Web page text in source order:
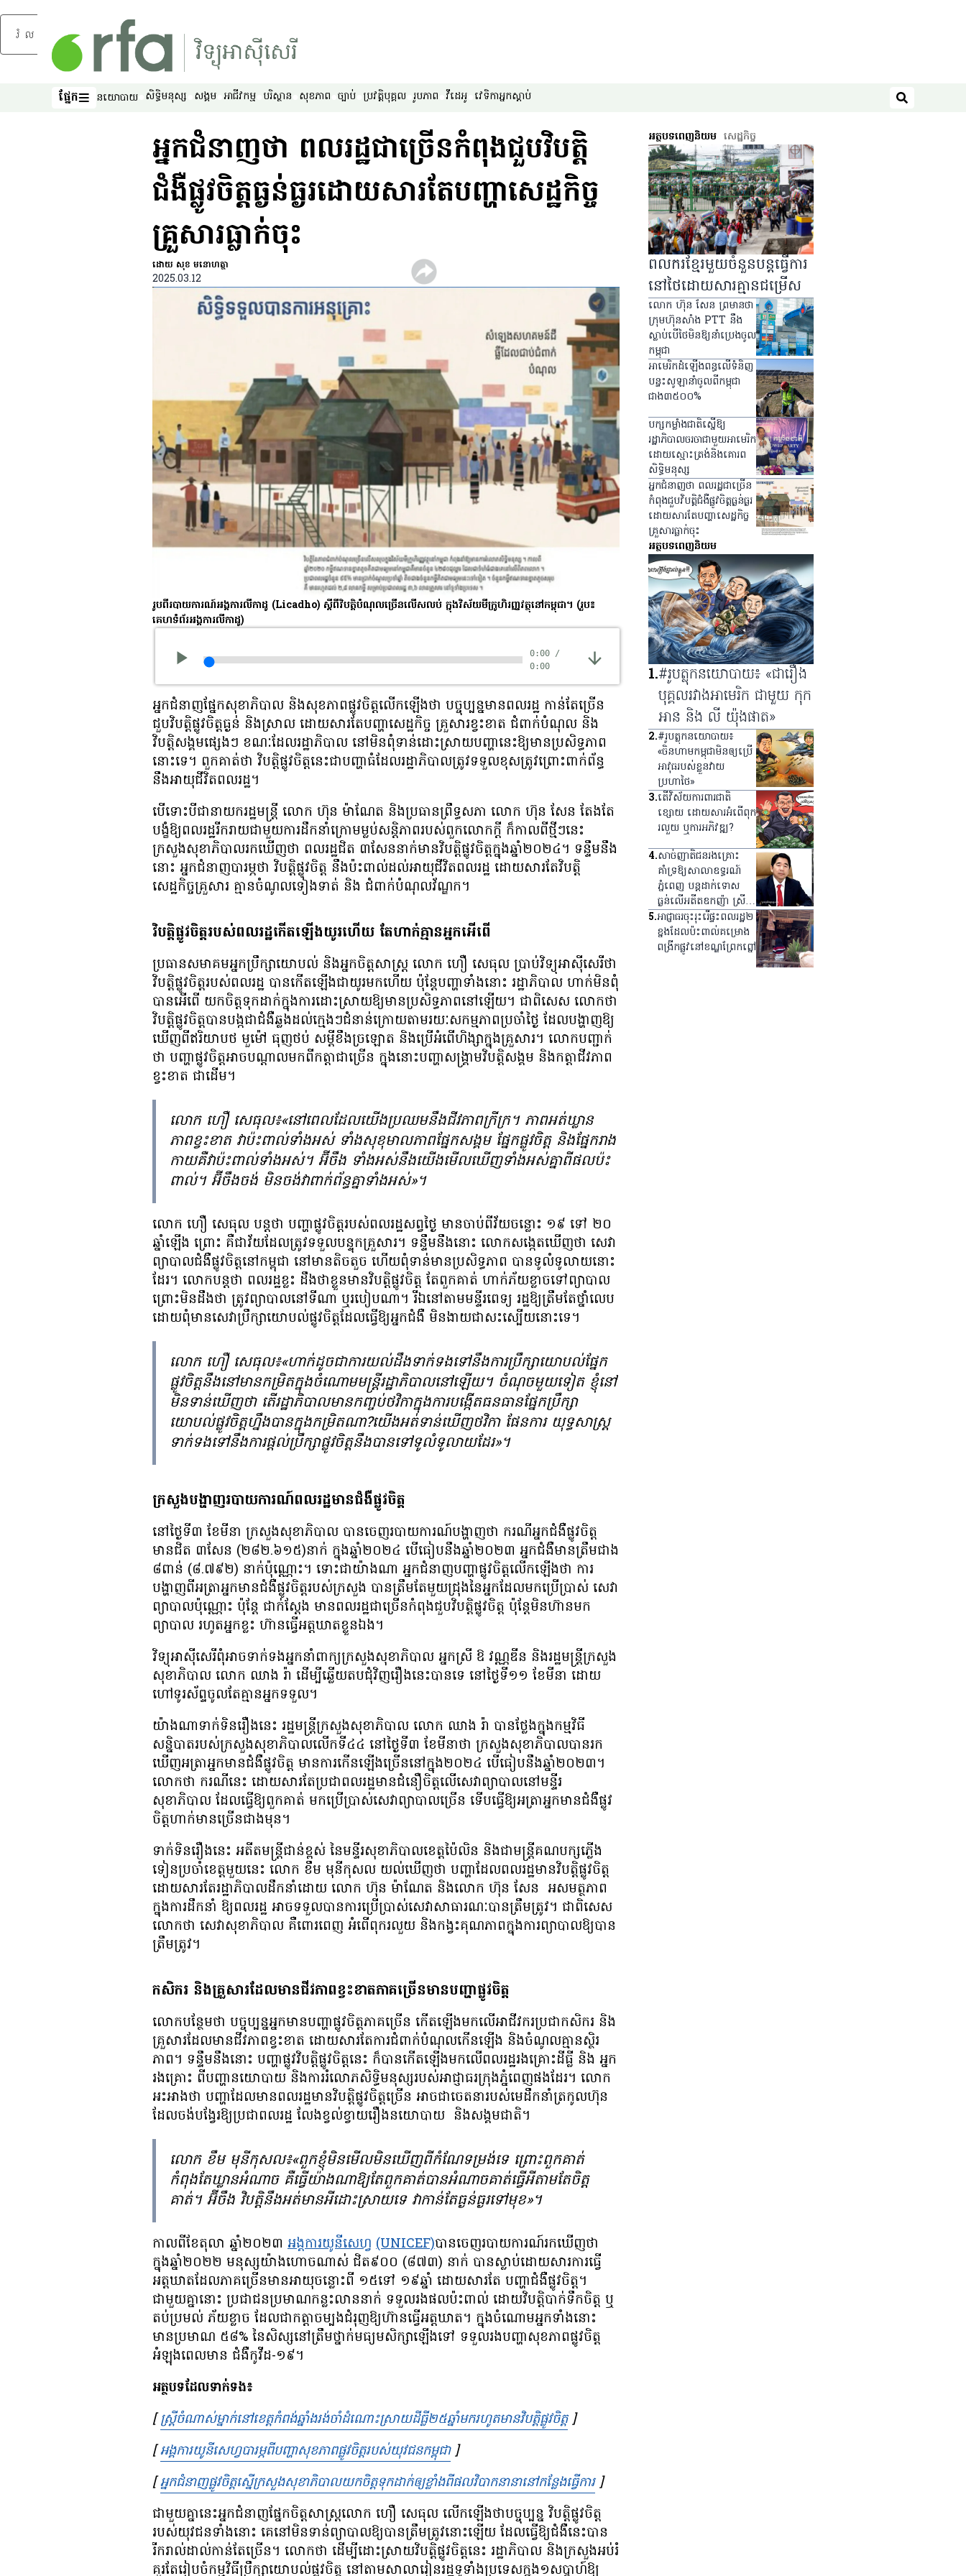
រំលងទៅមាតិកាចម្បង
ផ្នែក
ផ្នែក នយោបាយ សិទ្ធិ​មនុស្ស សង្គម អាជីវកម្ម បរិស្ថាន សុខភាព ច្បាប់ ប្រវត្តិបុគ្គល រូបភាព វីដេអូ វេទិកា​អ្នក​ស្ដាប់
ស្វែងរក
អ្នក​ជំនាញ​ថា ពលរដ្ឋ​ជា​ច្រើន​កំពុង​ជួប​វិបត្តិ​
ជំងឺ​ផ្លូវ​ចិត្ត​ធ្ងន់ធ្ងរ​ដោយ​សារ​តែ​បញ្ហា​សេដ្ឋកិច្ច​
គ្រួសារ​ធ្លាក់​ចុះ
ដោយ សុខ ម​នោហត្ថា
2025.03.12
រូបពីរបាយការណ៍អង្គការ​លីកាដូ (Licadho) ស្ដីពី​វិបត្តិ​បំណុលច្រើន​លើសលប់ ក្នុងវិស័យមីក្រូហិរញ្ញវត្ថុ​នៅកម្ពុជា។ (រួប៖
គេហទំព័រអង្គការលីកាដូ)
0:00 /
0:00
អ្នក​ជំនាញ​​​ផ្នែក​សុខាភិបាល និង​​សុខភាព​​ផ្លូវ​ចិត្ត​​លើក​ឡើង​ថា បច្ចុប្បន្ន​​​​​​​មាន​ពលរដ្ឋ​​​​ កាន់​តែ​​​ច្រើន​​​
ជួប​វិបត្តិ​​ផ្លូវ​ចិត្ត​ធ្ងន់ ​​​និង​ស្រាល​​​ ​ដោយ​សារ​តែ​​​​បញ្ហា​សេដ្ឋកិច្ច​​ គ្រួសារ​ខ្វះ​ខាត​ ជំពាក់​បំណុល​ និង​
វិបត្តិ​​​សង្គម​​ផ្សេងៗ ខណៈ​ដែល​​​​រដ្ឋាភិបាល​ ​​​នៅ​មិន​​​​ពុំ​ទាន់​​​ដោះ​ស្រាយ​​​​​​បញ្ហា​នេះ​​​ឱ្យ​មាន​​ប្រសិទ្ធភាព​​
នោះ​ទេ។ ពួក​គាត់​​​ថា វិបត្តិ​ផ្លូវ​ចិត្ត​នេះ​​ជា​បញ្ហា​ធំ​​ដែល​​​​​​រដ្ឋាភិបាល​​​ត្រូវ​ទទួល​ខុសត្រូវ​ព្រោះ​​ពាក់ព័ន្ធ​
នឹង​​​​អាយុ​ជីវិត​​​ពលរដ្ឋ។
បើទោះ​បី​ជា​​​​នាយករដ្ឋមន្ត្រី​​​​ លោក ហ៊ុន ម៉ាណែត និង​​​ប្រធាន​ព្រឹទ្ធសភា​​​​​​ ​​លោក ហ៊ុន សែន តែងតែ​
បង្ខំ​ឱ្យ​ពលរដ្ឋ​រីករាយ​ជាមួយ​​ការដឹកនាំ​ក្រោម​ម្លប់​សន្តិភាព​របស់​ពួក​លោក​​ក្ដី ក៏​កាល​​ពី​ថ្មីៗ​នេះ​ ​​​​
ក្រសួង​សុខាភិបាល​​រក​ឃើញ​ថា ពលរដ្ឋ​​​​​ជិត ៣សែន​​នាក់​​មាន​វិបត្តិ​ផ្លូវ​ចិត្ត​​​ក្នុង​ឆ្នាំ​២០២៤។ ទន្ទឹម​នឹង​
នោះ​ អ្នក​ជំនាញ​​បារម្ភ​ថា វិបត្តិ​ផ្លូវ​ចិត្ត​​ ​នឹង​ប៉ះពាល់​​​ដល់​អាយុ​ជីវិត​​​​​ពលរដ្ឋ​ ដោយ​សារ​តែ​វិបត្តិ​
សេដ្ឋកិច្ច​​គ្រួសារ​​​ ​គ្មាន​ចំណូល​ទៀងទាត់​ ​​​និង​ ជំពាក់​បំណុល​វ័ណ្ឌក។
វិបត្តិ​ផ្លូវ​ចិត្ត​របស់​ពលរដ្ឋ​​​​កើត​ឡើងយូរ​​ហើយ តែហាក់គ្មាន​អ្នក​អើពើ
​​ប្រធាន​សមាគម​អ្នក​ប្រឹក្សា​យោបល់ និង​អ្នក​ចិត្ត​សាស្ត្រ ​​លោក ហឿ សេធុល ប្រាប់​វិទ្យុ​អាស៊ីសេរី​ថា
វិបត្តិ​ផ្លូវ​ចិត្ត​របស់​ពលរដ្ឋ​​​ បាន​កើត​ឡើង​ជា​យូរ​មក​ហើយ​​ ប៉ុន្តែ​បញ្ហា​ទាំង​នោះ​ រដ្ឋាភិបាល​ ​ហាក់​មិន​ពុំ​
បាន​អើពើ​ ​យក​ចិត្ត​ទុក​ដាក់​ក្នុង​ការ​ដោះស្រាយ​​ឱ្យ​មាន​ប្រសិទ្ធភាព​​នៅ​ឡើយ។ ជា​ពិសេស​ លោក​ថា
វិបត្តិ​ផ្លូវ​​​ចិត្ត​​​​​​បាន​បង្ក​ជា​ជំងឺ​ឆ្លង​ដល់​​ក្មេង​ៗ​​ជំនាន់​​ក្រោយ​តាមរយៈ​សកម្មភាព​ប្រចាំ​ថ្ងៃ ដែល​​​បង្ហាញ​ឱ្យ​
ឃើញ​ពី​​​​ឥរិយាបថ​ ​មួម៉ៅ​ ​ធុញ​ថប់​​ ​​​​សម្ដី​​​ខឹង​ច្រឡោត និង​​ប្រើ​អំពើ​ហិង្សា​​ក្នុង​គ្រួសារ។ លោក​បញ្ជាក់​
ថា បញ្ហា​ផ្លូវ​ចិត្ត​​​​​អាច​បណ្ដាល​​​មក​ពី​កត្តា​ជា​ច្រើន ក្នុង​នោះ​​​​​​​​បញ្ហា​សង្គ្រាម​​​​​វិបត្តិ​សង្គម និង​​កត្តា​ជីវភាព​​​​
ខ្វះ​ខាត​​​​​​​ ​​​ជា​ដើម។
លោក ហឿ សេធុល៖«នៅ​ពេល​ដែល​យើង​ប្រឈម​នឹង​ជីវភាព​ក្រីក្រ​។ ​ភាព​អត់​ឃ្លាន​
ភាព​ខ្វះ​ខាត​ វា​ប៉ះពាល់​ទាំងអស់ ទាំង​សុខុមាលភាព​ផ្នែក​សង្គម ផ្នែក​ផ្លូវ​ចិត្ត​ និង​ផ្នែក​រាង​
កាយ​គឺ​វា​ប៉ះពាល់​ទាំងអស់។ អ៊ីចឹង ទាំង​អស់​នឹង​យើង​មើល​ឃើញ​ទាំង​អស់​គ្នា​ពី​ផល​ប៉ះ
ពាល់។ អ៊ីចឹង​ចង់ មិន​ចង់​វា​ពាក់ព័ន្ធ​គ្នា​ទាំង​អស់»។
លោក ហឿ សេធុល បន្ត​ថា បញ្ហា​ផ្លូវ​ចិត្ត​របស់​ពលរដ្ឋ​​សព្វថ្ងៃ មាន​ចាប់​ពី​​​​​​វ័យ​​​​​​​ចន្លោះ ១៩ ទៅ ២០​
ឆ្នាំ​ឡើង ព្រោះ​​ ​គឺ​ជា​វ័យ​ដែល​​ត្រូវ​​​ទទួល​បន្ទុក​​​​គ្រួសារ។ ទន្ទឹម​នឹង​នោះ​ ​លោក​សង្កេត​ឃើញ​ថា សេវា​​
ព្យាបាល​​ជំងឺ​ផ្លូវ​ចិត្ត​​នៅ​កម្ពុជា នៅ​មាន​តិច​តួច​​​ ហើយ​​ពុំ​ទាន់​​មាន​ប្រសិទ្ធភាព​​​ ​បាន​ទូលំទូលាយ​នោះ​
ដែរ។ លោក​បន្ត​ថា ពលរដ្ឋ​​ខ្លះ​​​​​ ដឹង​ថា​ខ្លួន​​​​មាន​វិបត្តិ​​ផ្លូវ​ចិត្ត​​​​ ​​​​តែ​​​ពួក​គាត់​ ​ហាក់​ភ័យ​ខ្លាច​ទៅ​ព្យាបាល
ព្រោះ​​​​​​​មិន​ដឹង​ថា ត្រូវ​​​​​​​​​ព្យាបាល​នៅ​ទី​ណា​ ​ឬ​របៀប​ណា។ រីឯ​​​​​​​​នៅ​តាម​មន្ទីរពេទ្យ​​ រដ្ឋ​​​​​​ឱ្យ​​​ត្រឹម​តែ​​​ថ្នាំ​​លេប​
ដោយ​ពុំ​មាន​សេវា​​​ប្រឹក្សា​យោបល់​ផ្លូវ​ចិត្ត​ដែល​ធ្វើ​ឱ្យ​អ្នក​ជំងឺ​ ​មិន​ងាយ​ជា​​សះស្បើយ​​​​​​​នោះ​ទេ។
លោក ហឿ សេធុល៖«ហាក់​ដូច​ជា​ការ​យល់ដឹង​ទាក់ទង​ទៅ​នឹង​ការ​ប្រឹក្សាយោបល់​ផ្នែក​
ផ្លូវ​ចិត្ត​នឹង​នៅ​មាន​កម្រិត​ក្នុង​ចំណោម​មន្ត្រី​រដ្ឋាភិបាល​នៅឡើយ។ ចំណុច​មួយ​ទៀត ខ្ញុំ​នៅ​
មិន​ទាន់​ឃើញ​ថា តើ​រដ្ឋាភិបាល​មាន​កញ្ចប់​ថវិកា​ក្នុង​ការ​បង្កើត​ធនធាន​ផ្នែក​ប្រឹក្សា​
យោបល់​ផ្លូវ​ចិត្ត​ហ្នឹង​បាន​ក្នុង​កម្រិត​ណា​?​យើង​អត់​ទាន់​ឃើញ​ថវិកា ផែនការ យុទ្ធសាស្ត្រ​
ទាក់ទង​ទៅ​នឹង​ការ​ផ្ដល់​ប្រឹក្សា​ផ្លូវ​ចិត្ត​នឹង​បាន​ទៅ​ទូលំទូលាយ​ដែរ»។
ក្រសួងបង្ហាញរបាយការណ៍​ពលរដ្ឋ​មាន​ជំងឺផ្លូវចិត្ត
នៅ​ថ្ងៃ​ទី៣ ខែ​មីនា ក្រសួង​សុខាភិបាល​ ​បាន​ចេញ​របាយការណ៍​​​បង្ហាញ​ថា ករណី​​អ្នក​ជំងឺ​ផ្លូវ​ចិត្ត​​​
មាន​ជិត ៣​សែន (២៨២.៦១៥)នាក់ ក្នុង​ឆ្នាំ​២០២៤ បើ​​ធៀប​នឹង​ឆ្នាំ​២០២៣ អ្នក​ជំងឺ​មាន​ត្រឹម​ជាង​
៨​ពាន់ (៨.៧៩២) នាក់​ប៉ុណ្ណោះ។ ទោះ​ជា​យ៉ាង​ណា​ អ្នក​ជំនាញ​បញ្ហា​ផ្លូវ​ចិត្ត​​លើក​ឡើង​ថា ការ​
បង្ហាញ​​​​ពី​អត្រា​អ្នក​​មាន​ជំងឺ​​ផ្លូវ​ចិត្ត​​​របស់​ក្រសួង​​ បាន​ត្រឹម​តែ​មួយ​ជ្រុង​នៃ​អ្នក​​ដែល​​​មក​ប្រើ​ប្រាស់​ ​សេវា​
ព្យាបាល​​​​ប៉ុណ្ណោះ ប៉ុន្តែ​ ​​​ជាក់ស្ដែង​​ ​មាន​​ពលរដ្ឋ​​​​​​ជា​ច្រើន​កំពុង​ជួប​វិបត្តិ​ផ្លូវ​ចិត្ត​​​​​ ប៉ុន្តែ​មិន​ហ៊ាន​មក​
ព្យាបាល​​​ រហូត​​​អ្នក​ខ្លះ​ ​​ហ៊ាន​ធ្វើ​អត្តឃាត​ខ្លួន​ឯង។
វិទ្យុ​អាស៊ីសេរី​ពុំ​អាច​ទាក់ទង​អ្នកនាំពាក្យ​ក្រសួង​សុខាភិបាល អ្នកស្រី ឱ វណ្ណឌីន និង​រដ្ឋមន្ត្រី​ក្រសួង​
សុខាភិបាល ​លោក ឈាង រ៉ា ដើម្បី​ឆ្លើយ​តប​ជុំវិញ​រឿង​នេះ​បាន​ទេ នៅ​ថ្ងៃ​ទី​១១ ខែ​មីនា ដោយ​
ហៅ​ទូរស័ព្ទ​ចូល​តែ​គ្មាន​អ្នក​ទទួល។
យ៉ាង​ណា​ទាក់ទិន​រឿង​នេះ​ រដ្ឋមន្ត្រី​ក្រសួង​សុខាភិបាល លោក ឈាង រ៉ា បាន​ថ្លែង​ក្នុង​កម្មវិធី​
សន្និបាត​របស់​ក្រសួង​សុខាភិបាល​លើក​ទី​៤៤ នៅ​ថ្ងៃ​ទី​៣ ខែ​មីនា​ថា ក្រសួង​សុខាភិបាល​បាន​រក​
ឃើញ​អត្រា​អ្នក​មាន​ជំងឺ​ផ្លូវ​ចិត្ត មាន​ការ​កើន​ឡើង​ច្រើន​នៅ​ក្នុង​២០២៤ បើ​ធៀប​នឹង​ឆ្នាំ​២០២៣។
លោក​ថា ករណី​នេះ​ ដោយ​សារ​តែ​ប្រជាពលរដ្ឋ​មាន​ជំនឿ​ចិត្ត​លើ​សេវា​ព្យាបាល​នៅ​មន្ទីរ​
សុខាភិបាល ដែល​ធ្វើ​ឱ្យ​ពួក​គាត់ មក​ប្រើ​ប្រាស់​សេវា​ព្យាបាល​ច្រើន ទើប​ធ្វើ​ឱ្យ​អត្រា​អ្នក​មាន​ជំងឺ​ផ្លូវ​
ចិត្ត​ហាក់​មាន​ច្រើន​ជាង​មុន។
ទាក់ទិន​រឿង​នេះ អតីត​មន្ត្រី​ជាន់ខ្ពស់ នៃ​មន្ទីរ​សុខាភិបាល​ខេត្ត​ប៉ៃលិន និង​ជា​មន្ត្រី​គណបក្ស​ភ្លើង​
ទៀន​ប្រចាំ​ខេត្ត​មួយ​នេះ​​ លោក ខឹម មុនីកុសល យល់​ឃើញ​ថា​ បញ្ហា​ដែល​ពលរដ្ឋ​​មាន​វិបត្តិ​ផ្លូវ​​​​ចិត្ត​ ​
ដោយ​សារ​តែ​រដ្ឋាភិបាល​​​ដឹកនាំ​ដោយ​ លោក ហ៊ុន ម៉ាណែត និង​លោក ហ៊ុន សែន ​​ អសមត្ថភាព​​
ក្នុង​ការ​ដឹកនាំ​ ឱ្យ​​ពលរដ្ឋ​ ​អាច​ទទួល​បាន​​ការ​ប្រើ​ប្រាស់​សេវា​​សាធារណៈ​​បាន​ត្រឹមត្រូវ។ ជាពិសេស​​​ ​
លោក​ថា​ សេវា​​​​សុខាភិបាល​​ ​គឺ​ពោរពេញ​​​ ​អំពើ​ពុករលួយ ​និង​កង្វះ​​​​គុណភាព​​​ក្នុង​ការ​ព្យាបាល​​​​ឱ្យ​បាន​
ត្រឹមត្រូវ។
​កសិករ​​​​ និង​​គ្រួសារ​ដែល​មាន​ជីវភាព​ខ្វះខាតភាគច្រើន​មានបញ្ហា​ផ្លូវ​ចិត្ត​​
លោក​​បន្ថែម​ថា បច្ចុប្បន្ន​អ្នក​​​​មាន​បញ្ហា​ផ្លូវ​ចិត្ត​​ភាគ​​ច្រើន ​​កើត​​​ឡើង​មក​លើ​​អាជីវករ​​​ប្រជា​កសិករ​​​​ និង​​
គ្រួសារ​ដែល​មាន​ជីវភាព​ខ្វះខាត ​ដោយ​សារ​តែ​ការ​ជំពាក់​បំណុល​កើន​ឡើង​​ និង​ចំណូល​គ្មាន​ស្ថិរ
ភាព។ ទន្ទឹម​នឹង​នោះ ​​បញ្ហា​ផ្លូវ​វិបត្តិ​ផ្លូវ​ចិត្ត​នេះ ក៏​​បាន​​កើត​​ឡើង​មក​លើ​ពលរដ្ឋ​រង​គ្រោះ​ដីធ្លី និង​​​ អ្នក​
រងគ្រោះ​ ​ពី​បញ្ហា​នយោបាយ ​និង​ការ​រំលោភ​សិទ្ធិ​មនុស្ស​​របស់​អាជ្ញាធរ​ក្រុង​ភ្នំពេញ​ផង​ដែរ។ លោក​
អះអាង​ថា បញ្ហា​ដែល​មាន​ពលរដ្ឋ​មាន​វិបត្តិ​ផ្លូវ​ចិត្ត​ច្រើន​ អាច​ជា​ចេតនា​របស់​​មេដឹកនាំ​ត្រកូល​ហ៊ុន
ដែល​ចង់​បង្វែរ​ឱ្យ​ប្រជាពលរដ្ឋ​ ​លែង​​​ខ្វល់ខ្វាយ​​រឿង​​​នយោបាយ ​ និង​សង្គម​ជាតិ។
លោក ខឹម មុនីកុសល៖«ពួក​ខ្ញុំ​មិន​មើល​មិន​ឃើញ​ពី​កំណែទម្រង់​ទេ​ ព្រោះ​ពួក​គាត់​
កំពុងតែ​ឃ្លាន​អំណាច​ គឺ​ធ្វើ​យ៉ាង​ណា​ឱ្យ​តែ​ពួក​គាត់​បាន​អំណាច​គាត់​ធ្វើ​អី​តាម​តែ​ចិត្ត​
គាត់។ អ៊ីចឹង​ វិបត្តិ​នឹង​អត់​មាន​អី​ដោះស្រាយ​ទេ​ វា​កាន់​តែ​ធ្ងន់ធ្ងរ​​ទៅ​មុខ»។
កាល​ពី​ខែ​តុលា ឆ្នាំ​២០២៣ អង្គការ​យូនីសេហ្វ (UNICEF)បាន​ចេញ​របាយការណ៍​រក​​ឃើញ​ថា ​​
ក្នុង​ឆ្នាំ​២០២២​ ​មនុស្ស​យ៉ាង​​ហោច​ណាស់​ ជិត​៩០០ (៨៧៣) នាក់​​ បាន​ស្លាប់​ដោយ​សារ​ការ​ធ្វើ​
អត្តឃាត​ដែល​ភាគ​ច្រើន​មាន​អាយុ​ចន្លោះ​ពី ១៥​ទៅ ១៩​ឆ្នាំ ដោយ​សារ​តែ​​ ​បញ្ហា​ជំងឺ​ផ្លូវ​ចិត្ត។ ​
ជាមួយ​គ្នា​នោះ​​ ​ប្រជាជន​​​​​ប្រមាណ​​កន្លះ​លាន​នាក់ ទទួល​រង​ផល​ប៉ះពាល់​​ ដោយ​វិបត្តិ​បាក់​ទឹក​ចិត្ត​​ ឬ​​​
តប់ប្រមល់ ​ភ័យ​ខ្លាច​​ ​ដែល​ជា​កត្តា​ចម្បង​​ជំរុញ​ឱ្យ​ហ៊ាន​​ធ្វើ​អត្តឃាត។ ក្នុង​ចំណោម​អ្នក​ទាំង​នោះ​​​​
មាន​​ប្រមាណ ​​៥៨​% ​​នៃ​សិស្ស​នៅ​ត្រឹម​​​ថ្នាក់​មធ្យមសិក្សា​​ឡើង​​​​ទៅ​ ​ទទួល​រង​បញ្ហា​សុខភាព​ផ្លូវ​ចិត្ត​​ ​
អំឡុង​ពេល​មាន​ ​ជំងឺ​កូវីដ-១៩។
អត្ថបទដែលទាក់ទង៖
[ស្ត្រី​ចំណាស់​ម្នាក់​នៅ​ខេត្ត​កំពង់ឆ្នាំង​រង់ចាំ​ដំណោះស្រាយ​ដីធ្លី​២៥ឆ្នាំ​មក​រហូត​មាន​វិបត្តិ​ផ្លូវ​ចិត្តOpens in new window
]
[អង្គការ​យូនីសេហ្វ​បារម្ភ​ពី​បញ្ហា​សុខភាព​ផ្លូវចិត្ត​របស់​យុវជន​កម្ពុជាOpens in new window
]
[អ្នក​ជំនាញ​ផ្លូវចិត្ត​ស្នើ​ក្រសួង​សុខាភិបាល​យកចិត្តទុកដាក់​ឲ្យ​ខ្លាំង​ពី​ផលវិបាក​នានា​នៅ​កន្លែង​ធ្វើការOpens in new window
]
ជាមួយ​គ្នា​នេះ​​អ្នក​ជំនាញ​ផ្នែក​ចិត្ត​សាស្ត្រ​លោក ហឿ សេធុល លើក​ឡើង​ថា​បច្ចុប្បន្ន​ ​វិបត្តិ​ផ្លូវ​ចិត្ត​
របស់​យុវជន​ទាំង​នោះ​ ​គេ​នៅ​មិន​ទាន់​ព្យាបាល​ឱ្យ​បាន​ត្រឹម​ត្រូវ​នោះ​ឡើយ​ ដែល​ធ្វើ​ឱ្យ​ជំងឺ​នេះ​បាន​
រីក​រាល់​ដាល់​កាន់​តែ​ច្រើន។ លោក​ថា ដើម្បី​ដោះស្រាយ​វិបត្តិ​ផ្លូវ​ចិត្ត​នេះ​ ​រដ្ឋាភិបាល និង​ក្រសួង​អប់រំ
គួរតែ​រៀបចំ​កម្មវិធី​ប្រឹក្សា​យោបល់​ផ្លូវ​ចិត្ត​​​ នៅ​តាម​សាលា​រៀន​​រដ្ឋ​ទូទាំង​ប្រទេស​ក្នុង​​១​សប្ដាហ៍​ឱ្យ​
អត្ថបទពេញនិយម សេដ្ឋកិច្ច
ពលករខ្មែរមួយចំនួនបន្តធ្វើការ
នៅថៃដោយសារគ្មានជម្រើស
លោក ហ៊ុន សែន ព្រមានថា
ក្រុមហ៊ុនសាំង PTT នឹង
ស្លាប់បើថៃមិនឱ្យនាំប្រេងចូល
កម្ពុជា
អាមេរិកដំឡើងពន្ធលើទំនិញ
បន្ទះសូឡានាំចូលពីកម្ពុជា
ជាង៣៥០០%
បក្សកម្លាំងជាតិស្នើឱ្យ
រដ្ឋាភិបាលចរចាជាមួយអាមេរិក
ដោយស្មោះត្រង់និងគោរព
សិទ្ធិមនុស្ស
អ្នក​ជំនាញ​ថា ពលរដ្ឋ​ជា​ច្រើន​
កំពុង​ជួប​វិបត្តិ​ជំងឺ​ផ្លូវ​ចិត្ត​ធ្ងន់ធ្ងរ​
ដោយ​សារ​តែ​បញ្ហា​សេដ្ឋកិច្ច​
គ្រួសារ​ធ្លាក់​ចុះ
អត្ថបទពេញនិយម
1.#រូបត្លុកនយោបាយ៖ «ជារឿង
បុគ្គលរវាងអាមេរិក ជាមួយ កុក
អាន និង លី យ៉ុងផាត»
2.#រូបត្លុកនយោបាយ៖
«ចិនហាមកម្ពុជាមិនឲ្យប្រើ
អាវុធរបស់ខ្លួនវាយ
ប្រហាថៃ»
3.តើវិស័យការពារជាតិ
ខ្សោយ ដោយសារអំពើពុក
រលួយ ឬការអភិវឌ្ឍ?
4.សាច់ញាតិជនរងគ្រោះ
គាំទ្រឱ្យសាលាឧទ្ធរណ៍
ភ្នំពេញ បន្តដាក់ទោស
ធ្ងន់លើអតីត​ឧកញ៉ា ស្រី
ស៊ីណា
5.អាជ្ញាធរ​ចុះ​រុះរើ​ផ្ទះ​ពលរដ្ឋ​២​
ខ្នង​ដែល​ប៉ះពាល់​គម្រោង​
ពង្រីក​ផ្លូវ​នៅ​ខណ្ឌ​ព្រែកព្នៅ